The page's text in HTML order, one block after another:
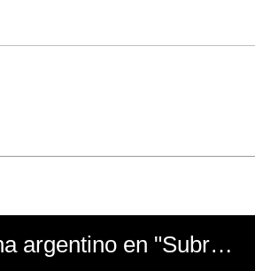
El mal momento de Yanina Gasañol con un hincha argentino en "Subrayado"